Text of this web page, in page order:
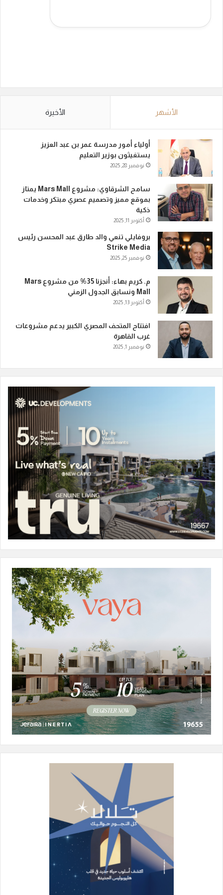
الأشهر الأخيرة
أولياء أمور مدرسة عمر بن عبد العزيز
يستغيثون بوزير التعليم
نوفمبر 28, 2025
سامح الشرقاوي: مشروع Mars Mall يمتاز
بموقع مميز وتصميم عصري مبتكر وخدمات
ذكية
أكتوبر 11, 2025
بروفايلي تنعي والد طارق عبد المحسن رئيس
Strike Media
نوفمبر 25, 2025
م. كريم بهاء: أنجزنا 35% من مشروع Mars
Mall ونسابق الجدول الزمني
أكتوبر 13, 2025
افتتاح المتحف المصري الكبير يدعم مشروعات
غرب القاهرة
نوفمبر 1, 2025